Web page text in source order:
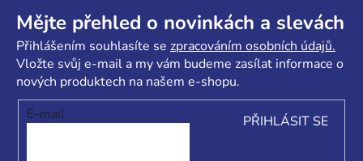
Mějte přehled o novinkách a slevách
Přihlášením souhlasíte se zpracováním osobních údajů.
Vložte svůj e-mail a my vám budeme zasílat informace o
nových produktech na našem e-shopu.
E-mail
PŘIHLÁSIT SE